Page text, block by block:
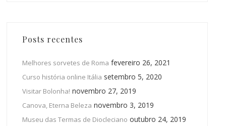
Posts recentes
Melhores sorvetes de Roma fevereiro 26, 2021
Curso história online Itália setembro 5, 2020
Visitar Bolonha! novembro 27, 2019
Canova, Eterna Beleza novembro 3, 2019
Museu das Termas de Diocleciano outubro 24, 2019